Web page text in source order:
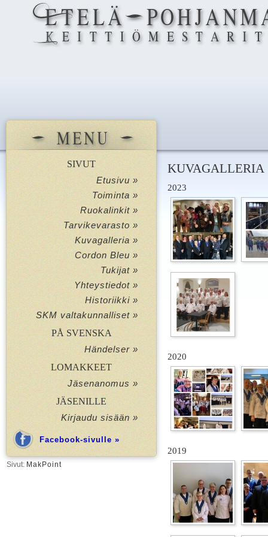
SIVUT
Etusivu »
Toiminta »
Ruokalinkit »
Tarvikevarasto »
Kuvagalleria »
Cordon Bleu »
Tukijat »
Yhteystiedot »
Historiikki »
SKM valtakunnalliset »
PÅ SVENSKA
Händelser »
LOMAKKEET
Jäsenanomus »
JÄSENILLE
Kirjaudu sisään »
Facebook-sivulle »
Sivut: MakPoint
KUVAGALLERIA
2023
2020
2019